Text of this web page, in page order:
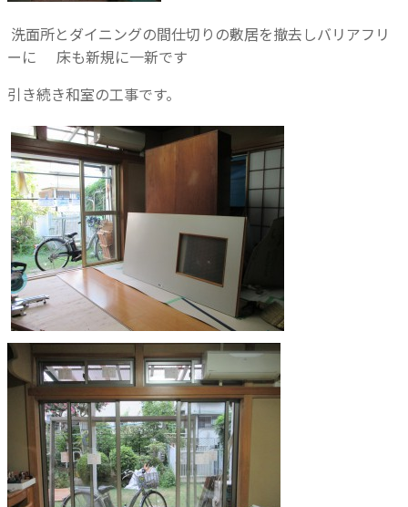
洗面所とダイニングの間仕切りの敷居を撤去しバリアフリ
ーに
床も新規に一新です
引き続き和室の工事です。